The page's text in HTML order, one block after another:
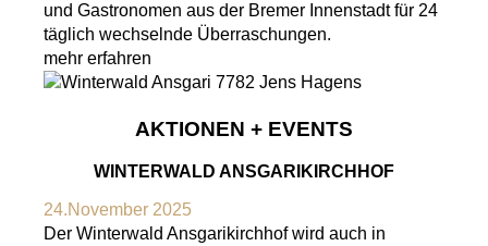
und Gastronomen aus der Bremer Innenstadt für 24
täglich wechselnde Überraschungen.
mehr erfahren
AKTIONEN + EVENTS
WINTERWALD ANSGARIKIRCHHOF
24.November 2025
Der Winterwald Ansgarikirchhof wird auch in